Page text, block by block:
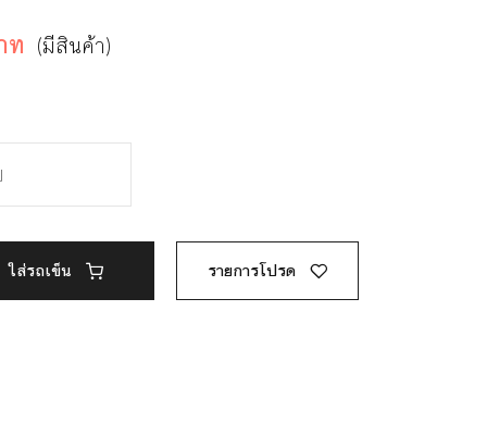
ท (มีสินค้า)
ใส่รถเข็น รายการโปรด